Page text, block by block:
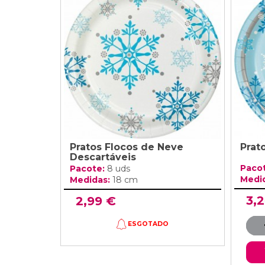
Ver MaisDecoração
Ver Mais
Grinaldas
Ver Mais
Pratos Flocos de Neve
Descartáveis
Pacote: 8 uds
Medidas: 18 cm
2,99 €
ESGOTADO